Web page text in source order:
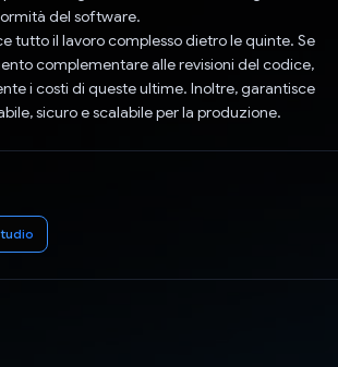
del software.
tutto il lavoro complesso dietro le quinte. Se
complementare alle revisioni del codice,
i costi di queste ultime. Inoltre, garantisce
sicuro e scalabile per la produzione.